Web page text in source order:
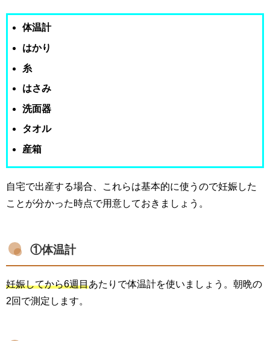
体温計
はかり
糸
はさみ
洗面器
タオル
産箱
自宅で出産する場合、これらは基本的に使うので妊娠した
ことが分かった時点で用意しておきましょう。
①体温計
妊娠してから6週目あたりで体温計を使いましょう。朝晩の
2回で測定します。